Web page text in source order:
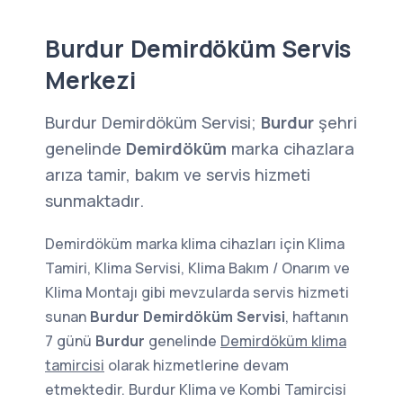
Burdur Demirdöküm Servis
Merkezi
Burdur Demirdöküm Servisi; Burdur şehri
genelinde Demirdöküm marka cihazlara
arıza tamir, bakım ve servis hizmeti
sunmaktadır.
Demirdöküm marka klima cihazları için Klima
Tamiri, Klima Servisi, Klima Bakım / Onarım ve
Klima Montajı gibi mevzularda servis hizmeti
sunan Burdur Demirdöküm Servisi, haftanın
7 günü Burdur genelinde Demirdöküm klima
tamircisi olarak hizmetlerine devam
etmektedir. Burdur Klima ve Kombi Tamircisi